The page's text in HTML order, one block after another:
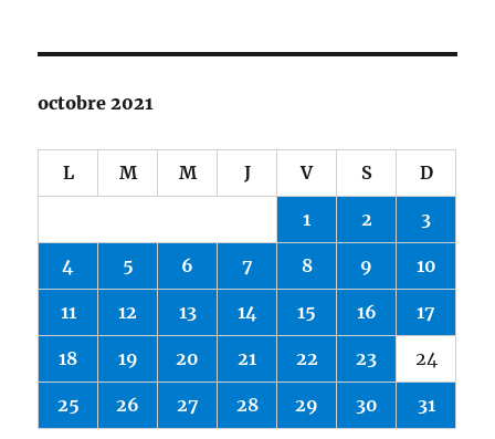
octobre 2021
L M M J V S D
1 2 3
4 5 6 7 8 9 10
11 12 13 14 15 16 17
18 19 20 21 22 23 24
25 26 27 28 29 30 31